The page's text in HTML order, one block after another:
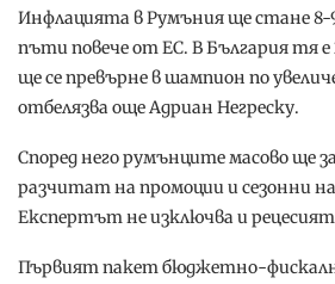
Инфлацията в Румъния ще стане
пъти повече от ЕС. В България тя
ще се превърне в шампион по
отбелязва още Адриан Негреску.
Според него румънците масово ще
разчитат на промоции и сезонни
Експертът не изключва и
Първият пакет бюджетно-